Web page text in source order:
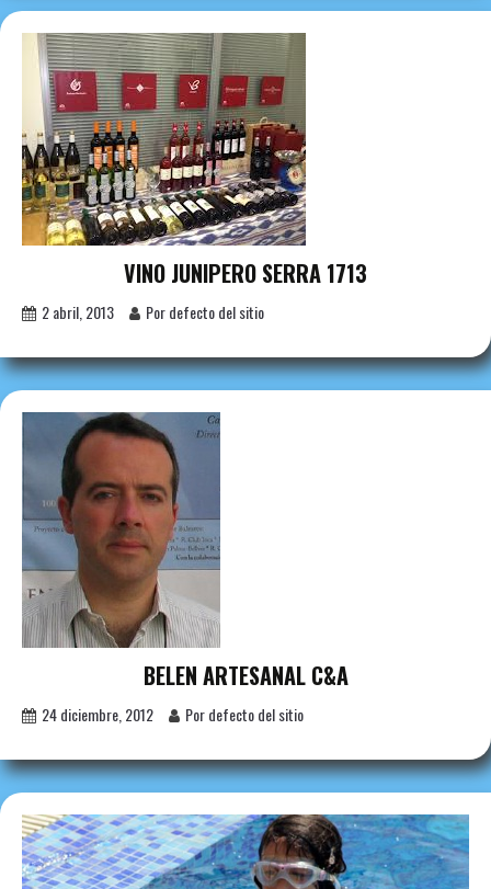
VINO JUNIPERO SERRA 1713
2 abril, 2013 Por defecto del sitio
BELEN ARTESANAL C&A
24 diciembre, 2012 Por defecto del sitio